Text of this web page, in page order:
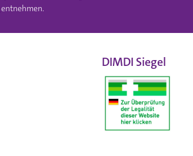
entnehmen.
DIMDI Siegel